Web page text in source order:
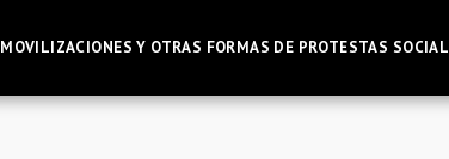
MOVILIZACIONES Y OTRAS FORMAS DE PROTESTAS SOCIAL